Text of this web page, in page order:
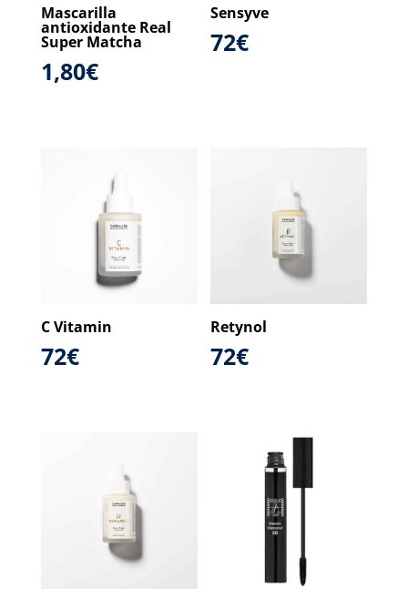
Mascarilla
antioxidante Real
Super Matcha
1,80€
Sensyve
72€
C Vitamin
72€
Retynol
72€